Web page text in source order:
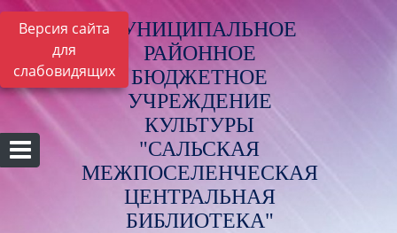
Версия сайта
для
слабовидящих
МУНИЦИПАЛЬНОЕ
РАЙОННОЕ
БЮДЖЕТНОЕ
УЧРЕЖДЕНИЕ
КУЛЬТУРЫ
"САЛЬСКАЯ
МЕЖПОСЕЛЕНЧЕСКАЯ
ЦЕНТРАЛЬНАЯ
БИБЛИОТЕКА"